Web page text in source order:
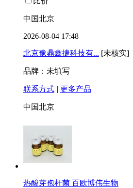
中国北京
2026-08-04 17:48
北京豫鼎鑫捷科技有... [未核实]
品牌：未填写
联系方式 | 更多产品
中国北京
热酸芽孢杆菌 百欧博伟生物